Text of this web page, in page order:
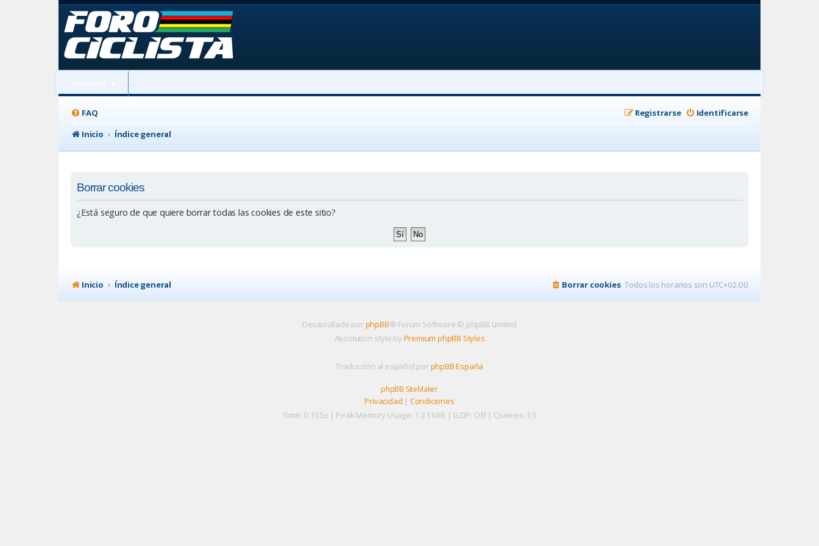
FAQ Identificarse
Registrarse
Inicio
Índice general
Borrar cookies
¿Está seguro de que quiere borrar todas las cookies de este sitio?
Inicio Índice general Todos los horarios son UTC+02:00
Borrar cookies
Desarrollado porphpBB® Forum Software © phpBB Limited
Absolution style by Premium phpBB Styles
Traducción al español porphpBB España
phpBB SiteMaker
Privacidad | Condiciones
Time: 0.155s | Peak Memory Usage: 1.21 MiB | GZIP: Off | Queries: 13